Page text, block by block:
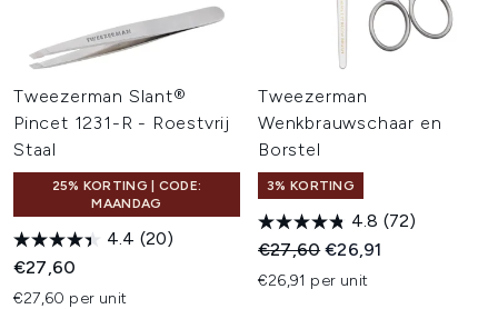
Tweezerman Slant®
Pincet 1231-R - Roestvrij
Staal
25% KORTING | CODE:
MAANDAG
4.4 (20)
€27,60
€27,60 per unit
Tweezerman
Wenkbrauwschaar en
Borstel
3% KORTING
4.8 (72)
Recommended Retail Price:
€27,60Huidige prijs:
€26,91
€26,91 per unit